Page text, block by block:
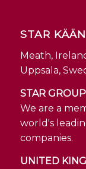
STAR
Meath,
Uppsala,
STAR GROUP
We are a
world's
companies.
UNITED